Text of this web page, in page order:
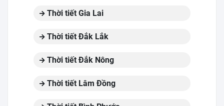
Thời tiết Gia Lai
Thời tiết Đắk Lắk
Thời tiết Đắk Nông
Thời tiết Lâm Đồng